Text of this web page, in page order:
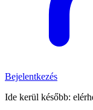
Bejelentkezés
Ide kerül később: